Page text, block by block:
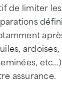
de limiter
assurance.